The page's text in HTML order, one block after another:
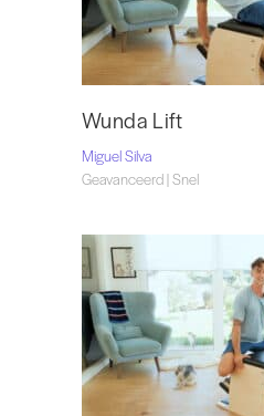
Wunda Lift
Miguel Silva
Geavanceerd | Snel